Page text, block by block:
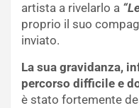
artista a rivelarlo a
proprio il suo
inviato.
La sua gravidanza,
percorso difficile e
è stato fortemente